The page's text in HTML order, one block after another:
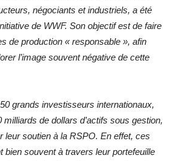
négociants et industriels, a été
de WWF. Son objectif est de faire
de production « responsable », afin
l’image souvent négative de cette
grands investisseurs internationaux,
milliards de dollars d’actifs sous gestion,
leur soutien à la RSPO. En effet, ces
bien souvent à travers leur portefeuille